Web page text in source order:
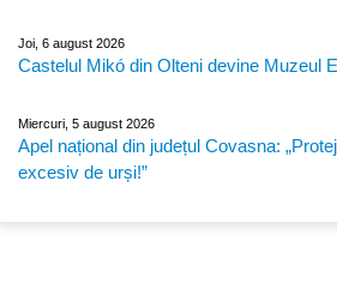
Joi, 6 august 2026
Castelul Mikó din Olteni devine Muzeul
Miercuri, 5 august 2026
Apel național din județul Covasna:
excesiv de urși!”